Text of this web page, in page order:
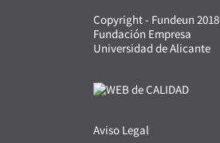
Copyright - Fundeun 2018
Fundación Empresa
Universidad de Alicante
Aviso Legal